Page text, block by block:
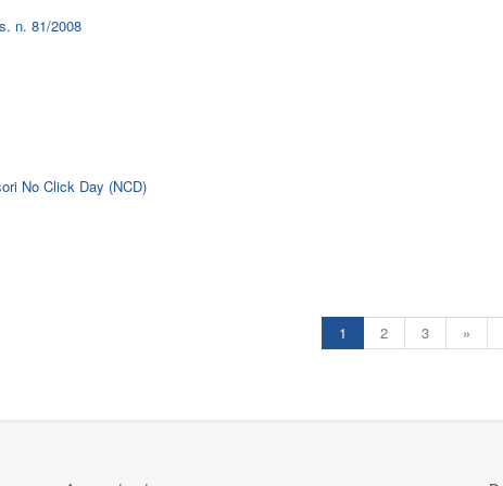
n. 81/2008
No Click Day (NCD)
1 2 3 »